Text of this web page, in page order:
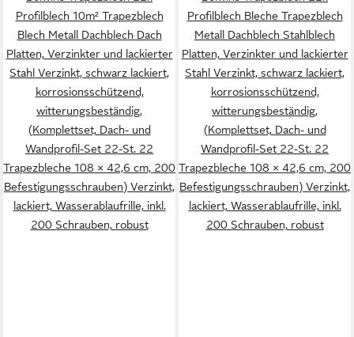
Profilblech 10m² Trapezblech
Blech Metall Dachblech Dach
Platten, Verzinkter und lackierter
Stahl Verzinkt, schwarz lackiert,
korrosionsschützend,
witterungsbeständig,
(Komplettset, Dach- und
Wandprofil-Set 22-St. 22
Trapezbleche 108 × 42,6 cm, 200
Befestigungsschrauben) Verzinkt,
lackiert, Wasserablaufrille, inkl.
200 Schrauben, robust
Profilblech Bleche Trapezblech
Metall Dachblech Stahlblech
Platten, Verzinkter und lackierter
Stahl Verzinkt, schwarz lackiert,
korrosionsschützend,
witterungsbeständig,
(Komplettset, Dach- und
Wandprofil-Set 22-St. 22
Trapezbleche 108 × 42,6 cm, 200
Befestigungsschrauben) Verzinkt,
lackiert, Wasserablaufrille, inkl.
200 Schrauben, robust